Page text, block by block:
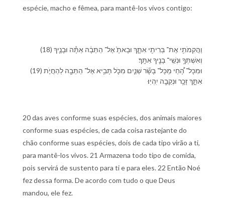
espécie, macho e fêmea, para mantê-los vivos contigo:
(18) וַ⁠הֲקִמֹתִ֥י אֶת־ בְּרִיתִ֖⁠י אִתָּ֑⁠ךְ וּ⁠בָאתָ֙ אֶל־ הַ⁠תֵּבָ֔ה אַתָּ֕ה וּ⁠בָנֶ֛י⁠ךָ
וְ⁠אִשְׁתְּ⁠ךָ֥ וּ⁠נְשֵֽׁי־ בָנֶ֖י⁠ךָ אִתָּֽ⁠ךְ׃
(19) וּ⁠מִ⁠כָּל־ הָ֠⁠חַי מִֽ⁠כָּל־ בָּשָׂ֞ר שְׁנַ֧יִם מִ⁠כֹּ֛ל תָּבִ֥יא אֶל־ הַ⁠תֵּבָ֖ה לְ⁠הַחֲיֹ֣ת
אִתָּ֑⁠ךְ זָכָ֥ר וּ⁠נְקֵבָ֖ה יִֽהְיֽוּ׃
20 das aves conforme suas espécies, dos animais maiores
conforme suas espécies, de cada coisa rastejante do
chão conforme suas espécies, dois de cada tipo virão a ti,
para mantê-los vivos. 21 Armazena todo tipo de comida,
pois servirá de sustento para ti e para eles. 22 Então Noé
fez dessa forma. De acordo com tudo o que Deus
mandou, ele fez.